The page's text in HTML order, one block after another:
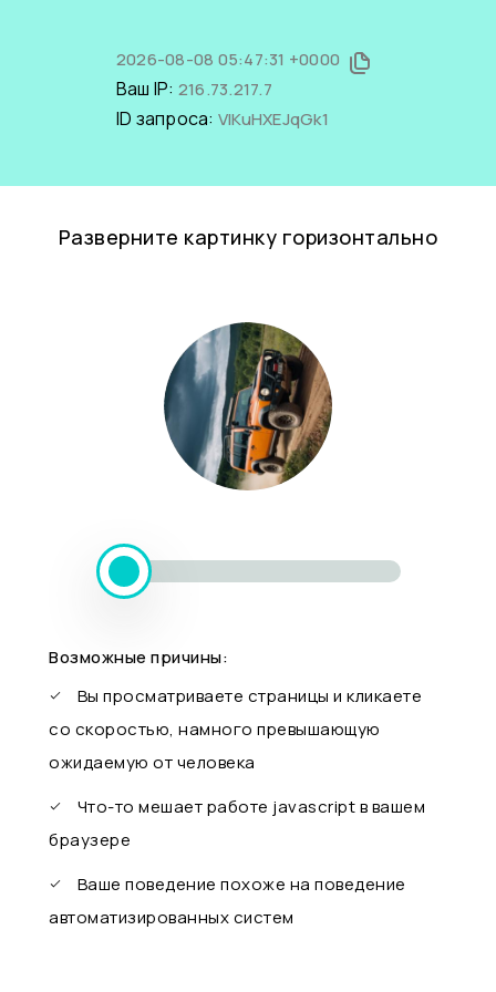
2026-08-08 05:47:31 +0000
Ваш IP: 216.73.217.7
ID запроса: VlKuHXEJqGk1
Разверните картинку горизонтально
Возможные причины:
Вы просматриваете страницы и кликаете
со скоростью, намного превышающую
ожидаемую от человека
Что-то мешает работе javascript в вашем
браузере
Ваше поведение похоже на поведение
автоматизированных систем